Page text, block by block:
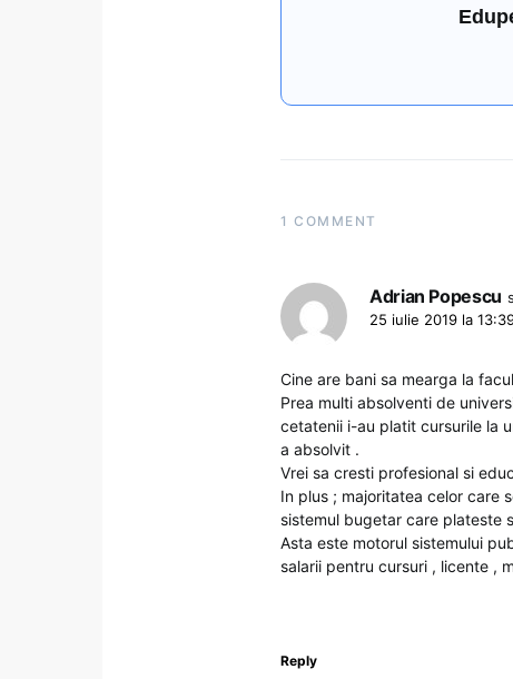
1 COMMENT
Adrian Popescu
25 iulie 2019 la
Cine are bani sa mearga la
Prea multi absolventi de
cetatenii i-au platit cursurile la
a absolvit .
Vrei sa cresti profesional si
In plus ; majoritatea celor care
sistemul bugetar care plateste
Asta este motorul sistemului
salarii pentru cursuri , licente ,
Reply